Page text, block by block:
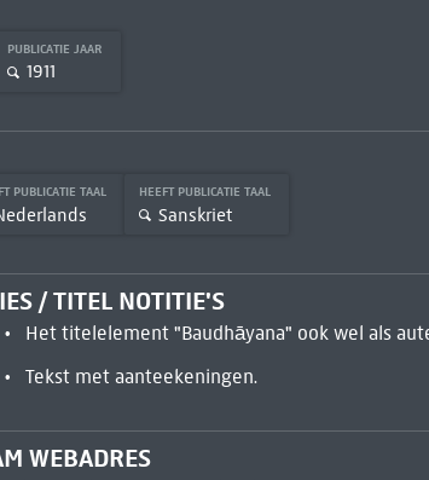
PUBLICATIE JAAR
1911
PUBLICATIE TAAL HEEFT PUBLICATIE TAAL
Sanskriet
/ TITEL NOTITIE'S
Het titelelement "Baudhāyana" ook wel als
Tekst met aanteekeningen.
WEBADRES